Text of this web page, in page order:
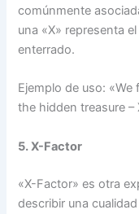
comúnmente
una «X» representa
enterrado.
Ejemplo de uso:
the hidden treasure
5. X-Factor
«X-Factor» es otra
describir una